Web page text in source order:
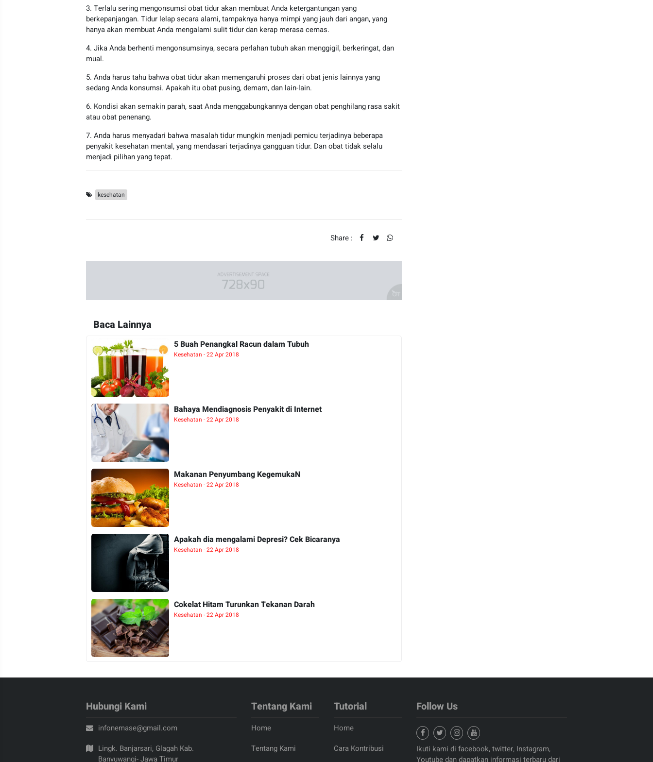
3. Terlalu sering mengonsumsi obat tidur akan membuat Anda ketergantungan yang
berkepanjangan. Tidur lelap secara alami, tampaknya hanya mimpi yang jauh dari angan, yang
hanya akan membuat Anda mengalami sulit tidur dan kerap merasa cemas.
4. Jika Anda berhenti mengonsumsinya, secara perlahan tubuh akan menggigil, berkeringat, dan
mual.
5. Anda harus tahu bahwa obat tidur akan memengaruhi proses dari obat jenis lainnya yang
sedang Anda konsumsi. Apakah itu obat pusing, demam, dan lain-lain.
6. Kondisi akan semakin parah, saat Anda menggabungkannya dengan obat penghilang rasa sakit
atau obat penenang.
7. Anda harus menyadari bahwa masalah tidur mungkin menjadi pemicu terjadinya beberapa
penyakit kesehatan mental, yang mendasari terjadinya gangguan tidur. Dan obat tidak selalu
menjadi pilihan yang tepat.
kesehatan
Share :
Baca Lainnya
5 Buah Penangkal Racun dalam Tubuh
Kesehatan - 22 Apr 2018
Bahaya Mendiagnosis Penyakit di Internet
Kesehatan - 22 Apr 2018
Makanan Penyumbang KegemukaN
Kesehatan - 22 Apr 2018
Apakah dia mengalami Depresi? Cek Bicaranya
Kesehatan - 22 Apr 2018
Cokelat Hitam Turunkan Tekanan Darah
Kesehatan - 22 Apr 2018
Hubungi Kami
infonemase@gmail.com
Lingk. Banjarsari, Glagah Kab.
Banyuwangi- Jawa Timur
Tentang Kami
Home
Tentang Kami
Tutorial
Home
Cara Kontribusi
Follow Us
Ikuti kami di facebook, twitter, Instagram,
Youtube dan dapatkan informasi terbaru dari